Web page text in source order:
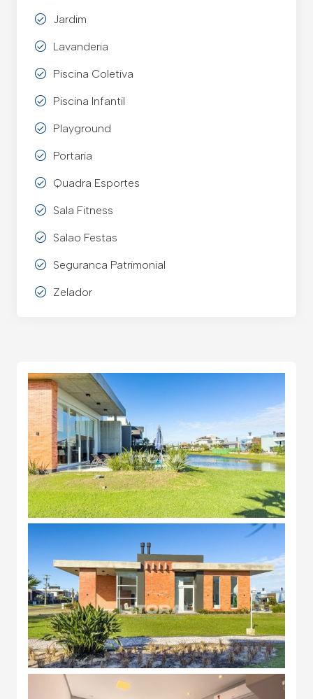
Jardim
Lavanderia
Piscina Coletiva
Piscina Infantil
Playground
Portaria
Quadra Esportes
Sala Fitness
Salao Festas
Seguranca Patrimonial
Zelador